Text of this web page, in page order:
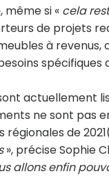
même si « cela
de projets
à revenus,
spécifiques
actuellement
ne sont pas
de
», précise Sophie
allons enfin